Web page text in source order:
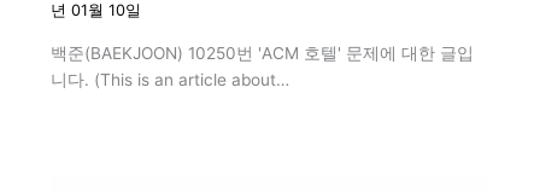
년 01월 10일
백준(BAEKJOON) 10250번 'ACM 호텔' 문제에 대한 글입
니다. (This is an article about…